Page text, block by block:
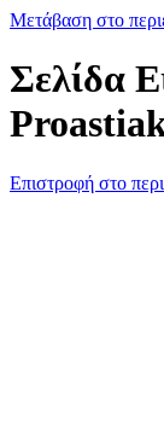
Μετάβαση στο
Σελίδα
Επιστροφή στο